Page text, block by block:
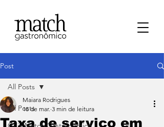
Post
All Posts
All Posts
Taxa de serviço em
Maiara Rodrigues
18 de mar. 3 min de leitura